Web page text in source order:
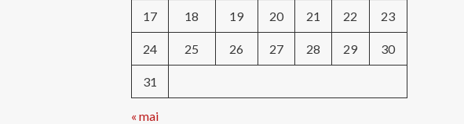
17 18 19 20 21 22 23
24 25 26 27 28 29 30
31
« mai